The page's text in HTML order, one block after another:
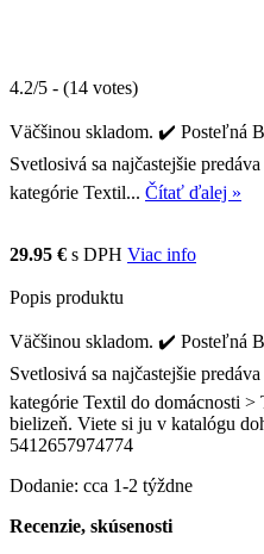
4.2/5 - (14 votes)
Väčšinou skladom. ✔️ Posteľná
Svetlosivá sa najčastejšie
kategórie Textil... Čítať ďalej »
29.95 € s DPH Viac info
Popis produktu
Väčšinou skladom. ✔️ Posteľná
Svetlosivá sa najčastejšie
kategórie Textil do domácnosti >
bielizeň. Viete si ju v katalógu
5412657974774
Dodanie: cca 1-2 týždne
Recenzie, skúsenosti